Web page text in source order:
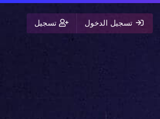
تسجيل الدخول تسجيل